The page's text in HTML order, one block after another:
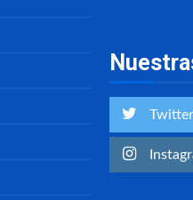
Twitter